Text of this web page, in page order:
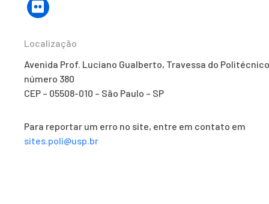
Localização
Avenida Prof. Luciano Gualberto, Travessa do
número 380
CEP – 05508-010 – São Paulo – SP
Para reportar um erro no site, entre em contato em
sites.poli@usp.br